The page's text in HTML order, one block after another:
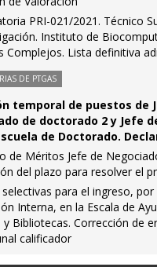
PRI-021/2021. Técnico
Instituto de
Complejos. Lista definitiva
DE PTGAS
temporal de puestos de
de doctorado 2 y Jefe
de Doctorado.
de Méritos Jefe de
del plazo para resolver el
selectivas para el ingreso,
Interna, en la Escala de
y Bibliotecas. Corrección de
calificador